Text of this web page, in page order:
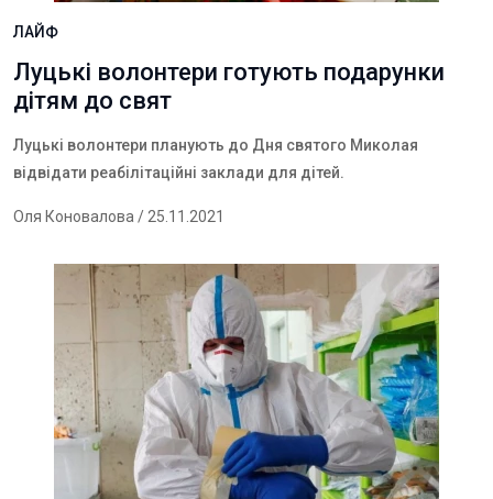
ЛАЙФ
Луцькі волонтери готують подарунки
дітям до свят
Луцькі волонтери планують до Дня святого Миколая
відвідати реабілітаційні заклади для дітей.
Оля Коновалова / 25.11.2021